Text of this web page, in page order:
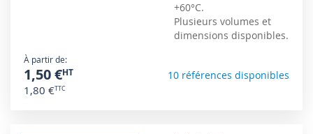
+60°C.
Plusieurs volumes et
dimensions disponibles.
À partir de
1,50 €
1,80 €
10 références disponibles